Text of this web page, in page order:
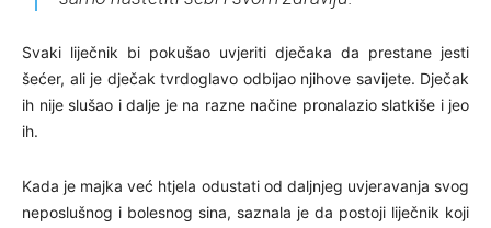
Svaki liječnik bi pokušao uvjeriti dječaka da prestane jesti
šećer, ali je dječak tvrdoglavo odbijao njihove savijete. Dječak
ih nije slušao i dalje je na razne načine pronalazio slatkiše i jeo
ih.
Kada je majka već htjela odustati od daljnjeg uvjeravanja svog
neposlušnog i bolesnog sina, saznala je da postoji liječnik koji